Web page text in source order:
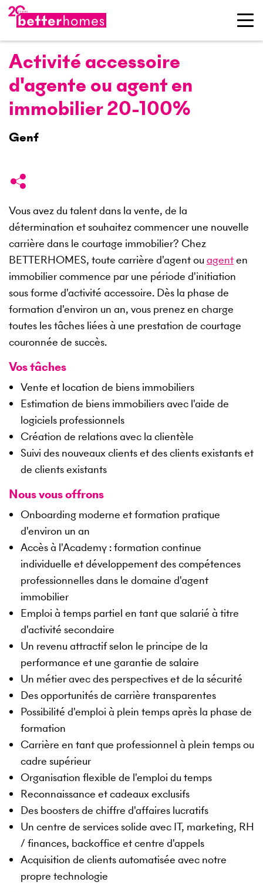
Activité accessoire
d'agente ou agent en
immobilier 20-100%
Genf
Vous avez du talent dans la vente, de la
détermination et souhaitez commencer une nouvelle
carrière dans le courtage immobilier? Chez
BETTERHOMES, toute carrière d'agent ou agenten
immobilier commence par une période d'initiation
sous forme d'activité accessoire. Dès la phase de
formation d'environ un an, vous prenez en charge
toutes les tâches liées à une prestation de courtage
couronnée de succès.
Vos tâches
Vente et location de biens immobiliers
Estimation de biens immobiliers avec l'aide de
logiciels professionnels
Création de relations avec la clientèle
Suivi des nouveaux clients et des clients existants et
de clients existants
Nous vous offrons
Onboarding moderne et formation pratique
d'environ un an
Accès à l'Academy : formation continue
individuelle et développement des compétences
professionnelles dans le domaine d'agent
immobilier
Emploi à temps partiel en tant que salarié à titre
d'activité secondaire
Un revenu attractif selon le principe de la
performance et une garantie de salaire
Un métier avec des perspectives et de la sécurité
Des opportunités de carrière transparentes
Possibilité d'emploi à plein temps après la phase de
formation
Carrière en tant que professionnel à plein temps ou
cadre supérieur
Organisation flexible de l'emploi du temps
Reconnaissance et cadeaux exclusifs
Des boosters de chiffre d'affaires lucratifs
Un centre de services solide avec IT, marketing, RH
/ finances, backoffice et centre d'appels
Acquisition de clients automatisée avec notre
propre technologie